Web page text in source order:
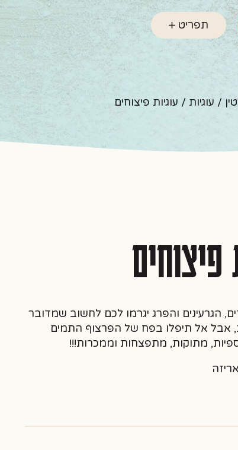
תפריט
/ עוגיות / עוגיות פיצוחים
פיצוחים
הגרעינים והפרג יגרמו לכם לחשוב שמדובר
אבל אל תיפלו בפח של הפרצוף התמים
מתוקות, מתפצחות וממכרות!!!